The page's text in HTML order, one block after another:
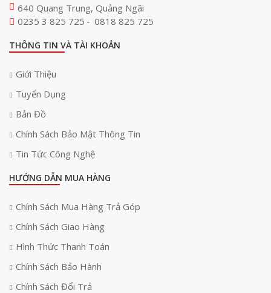
640 Quang Trung, Quảng Ngãi
0235 3 825 725 - 0818 825 725
THÔNG TIN VÀ TÀI KHOẢN
Giới Thiệu
Tuyển Dụng
Bản Đồ
Chính Sách Bảo Mật Thông Tin
Tin Tức Công Nghệ
HƯỚNG DẪN MUA HÀNG
Chính Sách Mua Hàng Trả Góp
Chính Sách Giao Hàng
Hình Thức Thanh Toán
Chính Sách Bảo Hành
Chính Sách Đổi Trả